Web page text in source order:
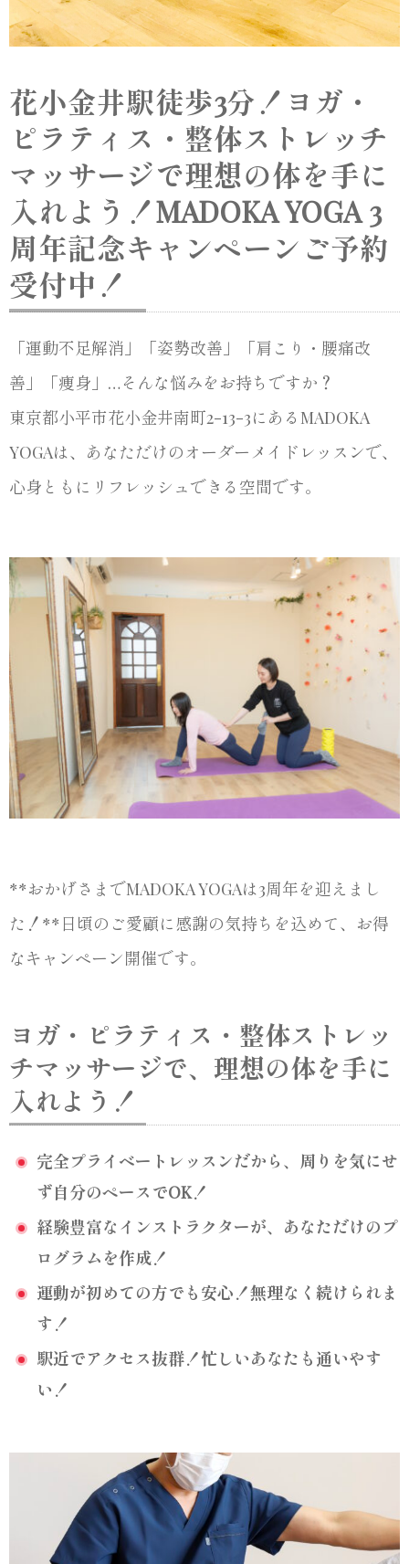
花小金井駅徒歩3分！ヨガ・
ピラティス・整体ストレッチ
マッサージで理想の体を手に
入れよう！MADOKA YOGA 3
周年記念キャンペーンご予約
受付中！
「運動不足解消」「姿勢改善」「肩こり・腰痛改
善」「痩身」…そんな悩みをお持ちですか？
東京都小平市花小金井南町2-13-3にあるMADOKA
YOGAは、あなただけのオーダーメイドレッスンで、
心身ともにリフレッシュできる空間です。
**おかげさまでMADOKA YOGAは3周年を迎えまし
た！**日頃のご愛顧に感謝の気持ちを込めて、お得
なキャンペーン開催です。
ヨガ・ピラティス・整体ストレッ
チマッサージで、理想の体を手に
入れよう！
完全プライベートレッスンだから、周りを気にせ
ず自分のペースでOK！
経験豊富なインストラクターが、あなただけのプ
ログラムを作成！
運動が初めての方でも安心！無理なく続けられま
す！
駅近でアクセス抜群！忙しいあなたも通いやす
い！